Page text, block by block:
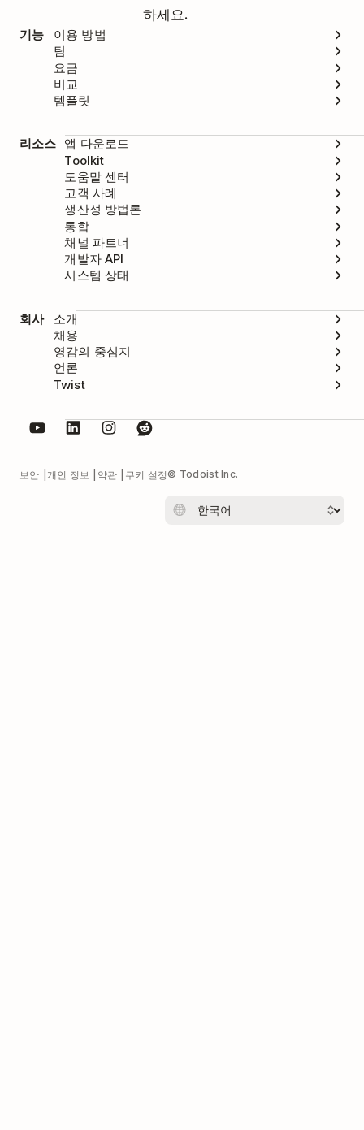
하세요.
기능
이용 방법
팀
요금
비교
템플릿
리소스 앱 다운로드
Toolkit
도움말 센터
고객 사례
생산성 방법론
통합
채널 파트너
개발자 API
시스템 상태
회사
소개
채용
영감의 중심지
언론
Twist
보안 개인 정보 약관 쿠키 설정© Todoist Inc.